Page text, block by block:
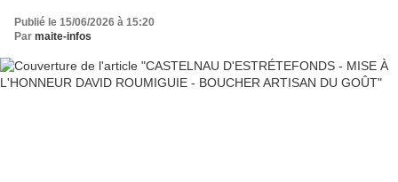
Publié le 15/06/2026 à 15:20
Par maite-infos